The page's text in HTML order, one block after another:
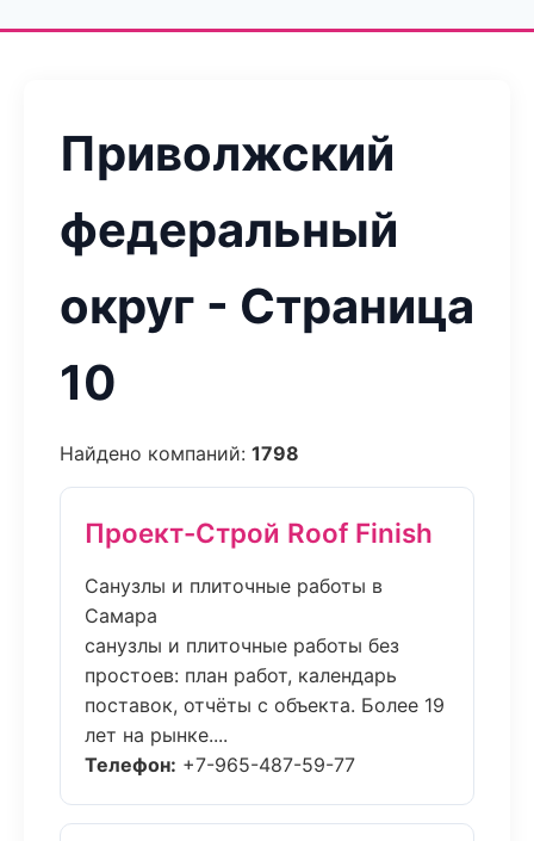
Приволжский
федеральный
округ - Страница
10
Найдено компаний: 1798
Проект-Строй Roof Finish
Санузлы и плиточные работы в
Самара
санузлы и плиточные работы без
простоев: план работ, календарь
поставок, отчёты с объекта. Более 19
лет на рынке....
Телефон: +7-965-487-59-77